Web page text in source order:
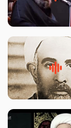
پاره های جگر امام
علیه السلام-حجت
یزید ملعون و
علیهم‌السلام –